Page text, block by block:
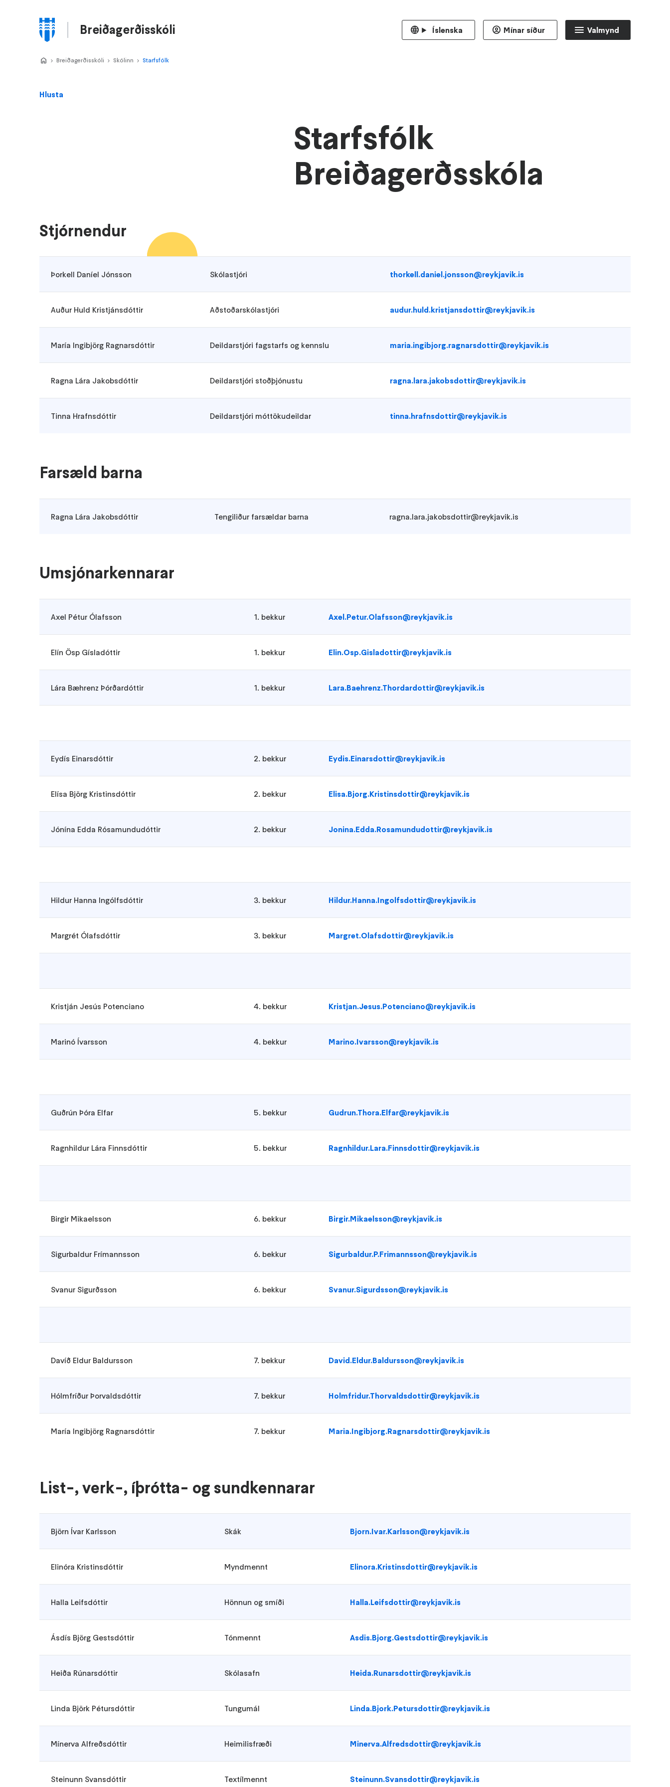
Breiðagerðisskóli
Valmynd
Hlusta
Starfsfólk
Breiðagerðsskóla
Stjórnendur
Þorkell Daníel Jónsson Skólastjóri thorkell.daniel.jonsson@reykjavik.is
Auður Huld Kristjánsdóttir Aðstoðarskólastjóri audur.huld.kristjansdottir@reykjavik.is
María Ingibjörg Ragnarsdóttir Deildarstjóri fagstarfs og kennslu maria.ingibjorg.ragnarsdottir@reykjavik.is
Ragna Lára Jakobsdóttir Deildarstjóri stoðþjónustu ragna.lara.jakobsdottir@reykjavik.is
Tinna Hrafnsdóttir Deildarstjóri móttökudeildar tinna.hrafnsdottir@reykjavik.is
Farsæld barna
Ragna Lára Jakobsdóttir Tengiliður farsældar barna ragna.lara.jakobsdottir@reykjavik.is
Umsjónarkennarar
Axel Pétur Ólafsson 1. bekkur Axel.Petur.Olafsson@reykjavik.is
Elín Ösp Gísladóttir 1. bekkur Elin.Osp.Gisladottir@reykjavik.is
Lára Bæhrenz Þórðardóttir 1. bekkur Lara.Baehrenz.Thordardottir@reykjavik.is
Eydís Einarsdóttir 2. bekkur Eydis.Einarsdottir@reykjavik.is
Elísa Björg Kristinsdóttir 2. bekkur Elisa.Bjorg.Kristinsdottir@reykjavik.is
Jónína Edda Rósamundudóttir 2. bekkur Jonina.Edda.Rosamundudottir@reykjavik.is
Hildur Hanna Ingólfsdóttir 3. bekkur Hildur.Hanna.Ingolfsdottir@reykjavik.is
Margrét Ólafsdóttir 3. bekkur Margret.Olafsdottir@reykjavik.is
Kristján Jesús Potenciano 4. bekkur Kristjan.Jesus.Potenciano@reykjavik.is
Marinó Ívarsson 4. bekkur Marino.Ivarsson@reykjavik.is
Guðrún Þóra Elfar 5. bekkur Gudrun.Thora.Elfar@reykjavik.is
Ragnhildur Lára Finnsdóttir 5. bekkur Ragnhildur.Lara.Finnsdottir@reykjavik.is
Birgir Mikaelsson 6. bekkur Birgir.Mikaelsson@reykjavik.is
Sigurbaldur Frímannsson 6. bekkur Sigurbaldur.P.Frimannsson@reykjavik.is
Svanur Sigurðsson 6. bekkur Svanur.Sigurdsson@reykjavik.is
Davíð Eldur Baldursson 7. bekkur David.Eldur.Baldursson@reykjavik.is
Hólmfríður Þorvaldsdóttir 7. bekkur Holmfridur.Thorvaldsdottir@reykjavik.is
María Ingibjörg Ragnarsdóttir 7. bekkur Maria.Ingibjorg.Ragnarsdottir@reykjavik.is
List-, verk-, íþrótta- og sundkennarar
Björn Ívar Karlsson Skák Bjorn.Ivar.Karlsson@reykjavik.is
Elinóra Kristinsdóttir Myndmennt Elinora.Kristinsdottir@reykjavik.is
Halla Leifsdóttir Hönnun og smíði Halla.Leifsdottir@reykjavik.is
Ásdís Björg Gestsdóttir Tónmennt Asdis.Bjorg.Gestsdottir@reykjavik.is
Heiða Rúnarsdóttir Skólasafn Heida.Runarsdottir@reykjavik.is
Linda Björk Pétursdóttir Tungumál Linda.Bjork.Petursdottir@reykjavik.is
Mínerva Alfreðsdóttir Heimilisfræði Minerva.Alfredsdottir@reykjavik.is
Steinunn Svansdóttir Textílmennt Steinunn.Svansdottir@reykjavik.is
Home
>
Breiðagerðisskóli >
Skólinn >
Starfsfólk
Valmynd
Íslenska Mínar síður